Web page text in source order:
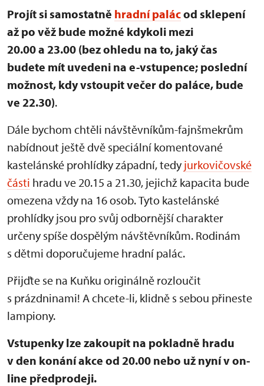
Projít si samostatně hradní palácod sklepení
až po věž bude možné kdykoli mezi
20.00 a 23.00 (bez ohledu na to, jaký čas
budete mít uvedeni na e-vstupence; poslední
možnost, kdy vstoupit večer do paláce, bude
ve 22.30).
Dále bychom chtěli návštěvníkům-fajnšmekrům
nabídnout ještě dvě speciální komentované
kastelánské prohlídky západní, tedy jurkovičovské
části hradu ve 20.15 a 21.30, jejichž kapacita bude
omezena vždy na 16 osob.Tyto kastelánské
prohlídky jsou pro svůj odbornější charakter
určeny spíše dospělým návštěvníkům. Rodinám
s dětmi doporučujeme hradní palác.
Přijďte se na Kuňku originálně rozloučit
s prázdninami! A chcete-li, klidně s sebou přineste
lampiony.
Vstupenky lze zakoupit na pokladně hradu
v den konání akce od 20.00 nebo už nyní v on-
line předprodeji.